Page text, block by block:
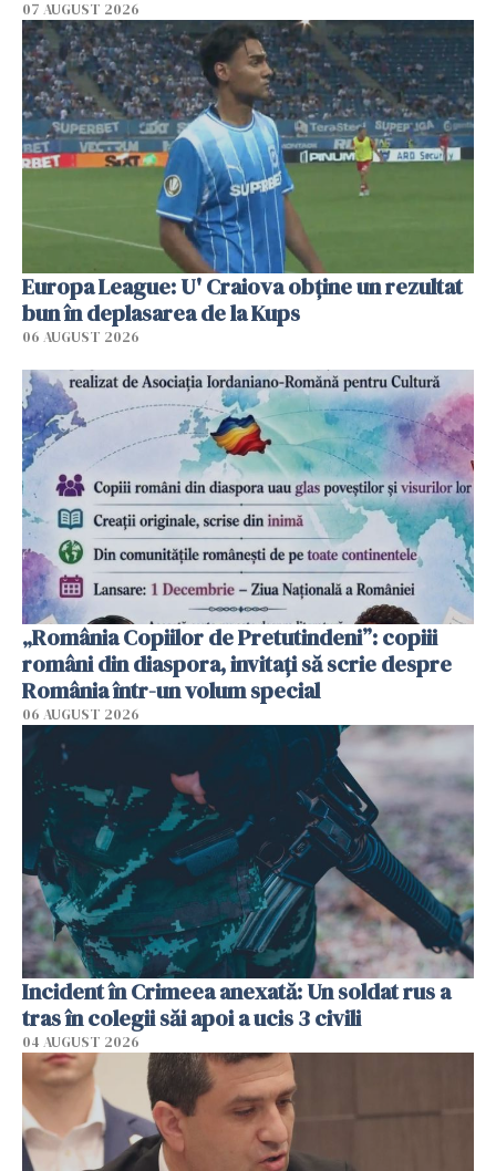
07 AUGUST 2026
Europa League: U' Craiova obține un rezultat
bun în deplasarea de la Kups
06 AUGUST 2026
„România Copiilor de Pretutindeni”: copiii
români din diaspora, invitați să scrie despre
România într-un volum special
06 AUGUST 2026
Incident în Crimeea anexată: Un soldat rus a
tras în colegii săi apoi a ucis 3 civili
04 AUGUST 2026